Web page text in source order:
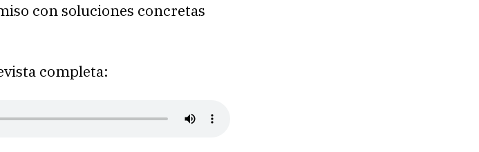
con soluciones concretas
completa: